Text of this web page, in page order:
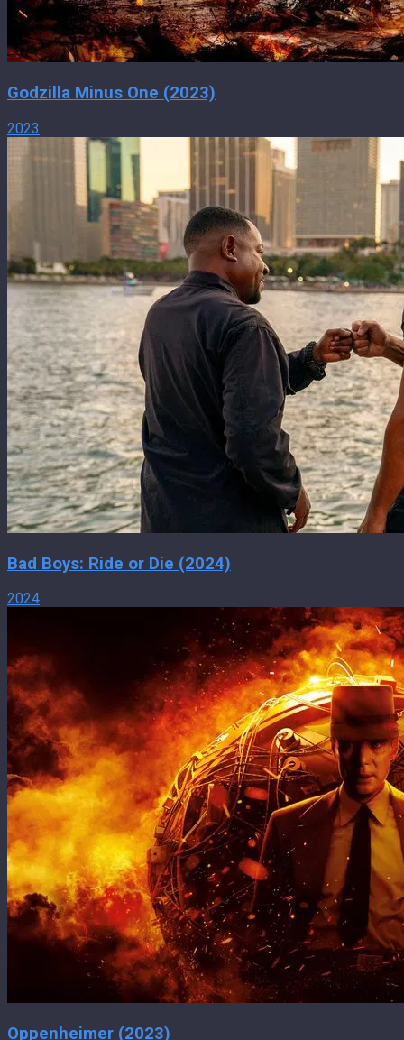
Godzilla Minus One (2023)
2023
Bad Boys: Ride or Die (2024)
2024
Oppenheimer (2023)